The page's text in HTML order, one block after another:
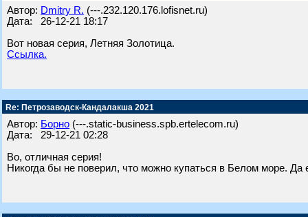
Автор: Dmitry R. (---.232.120.176.lofisnet.ru)
Дата: 26-12-21 18:17
Вот новая серия, Летняя Золотица.
Ссылка.
Re: Петрозаводск-Кандалакша 2021
Автор: Борно (---.static-business.spb.ertelecom.ru)
Дата: 29-12-21 02:28
Во, отличная серия!
Никогда бы не поверил, что можно купаться в Белом море.